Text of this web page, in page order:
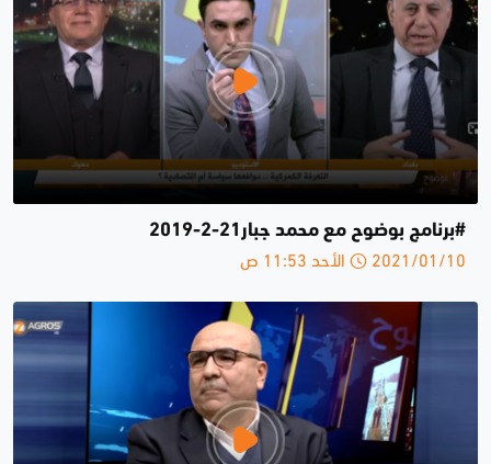
#برنامج بوضوح مع محمد جبار21-2-2019
2021/01/10 الأحد 11:53 ص